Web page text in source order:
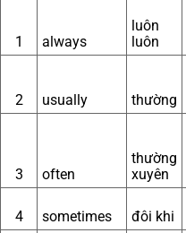
1 always
luôn
luôn
2 usually thường
3 often
thường
xuyên
4 sometimes đôi khi